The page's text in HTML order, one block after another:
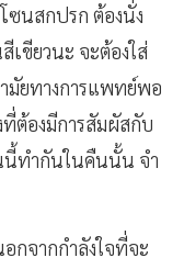
ซนสกปรก ต้องนั่ง
ขียวนะ จะต้องใส่
ยทางการแพทย์พอ
ต้องมีการสัมผัสกับ
นี้ทำกันในคืนนั้น จำ
จากกำลังใจที่จะ